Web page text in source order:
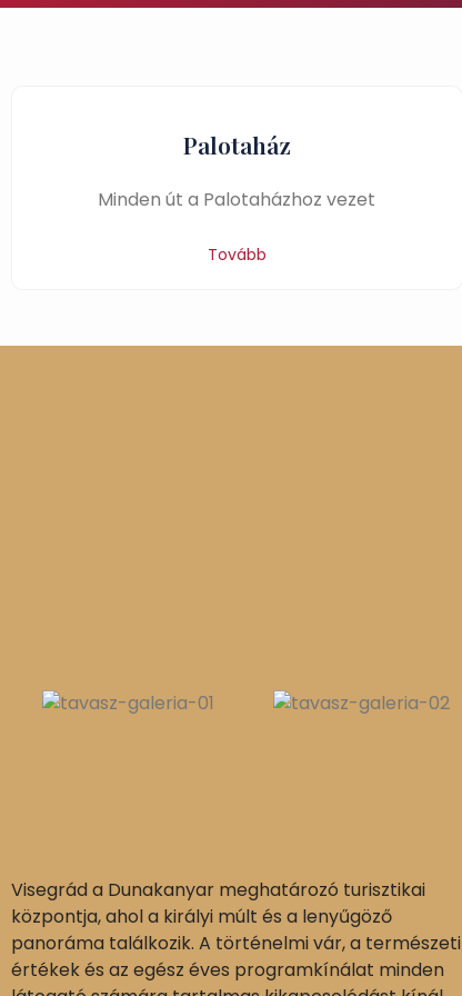
Palotaház
Minden út a Palotaházhoz vezet
Tovább
Visegrád a Dunakanyar meghatározó turisztikai
központja, ahol a királyi múlt és a lenyűgöző
panoráma találkozik. A történelmi vár, a természeti
értékek és az egész éves programkínálat minden